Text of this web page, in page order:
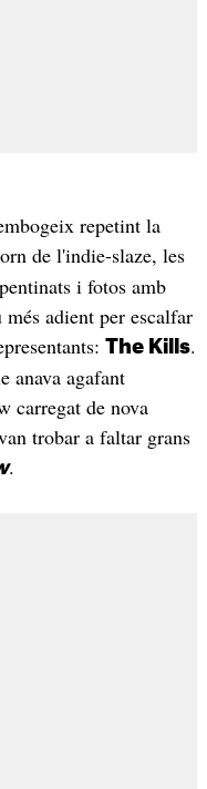
repetint la
de l'indie-slaze, les
i fotos amb
adient per escalfar
The Kills.
anava agafant
carregat de nova
trobar a faltar grans
.